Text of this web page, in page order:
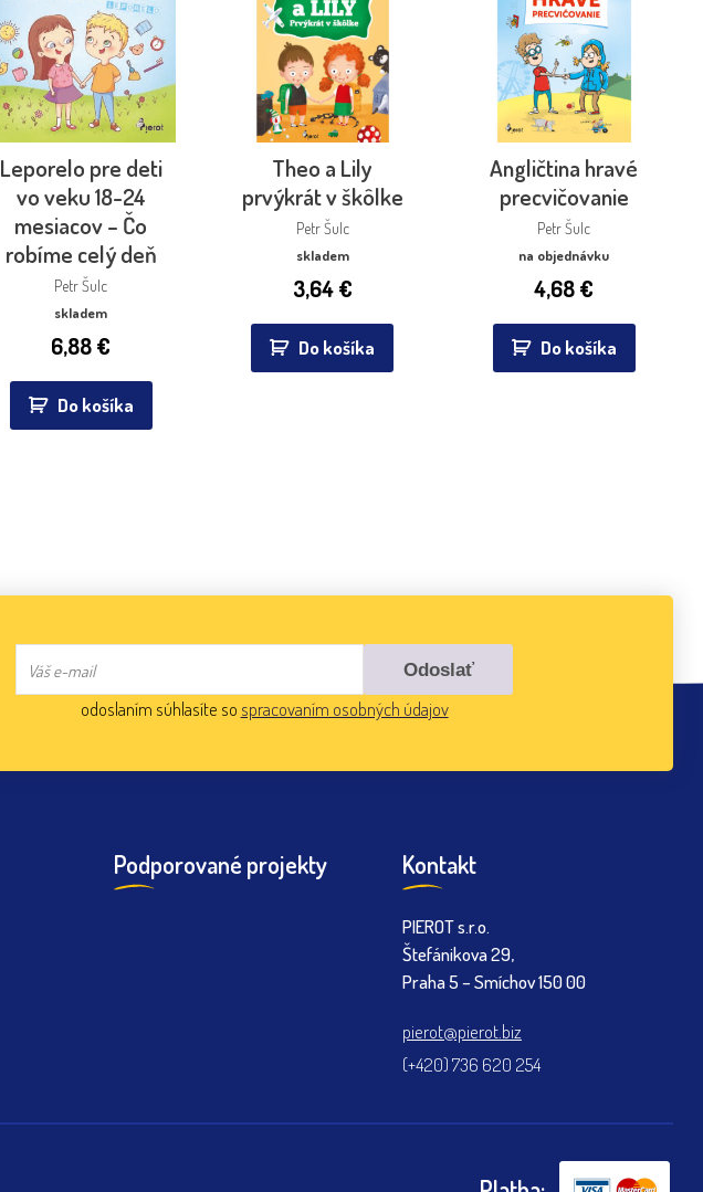
Leporelo pre deti
vo veku 18-24
mesiacov – Čo
robíme celý deň
Petr Šulc
skladem
6,88€
Do košíka
Theo a Lily
prvýkrát v škôlke
Petr Šulc
skladem
3,64€
Do košíka
Angličtina hravé
precvičovanie
Petr Šulc
na objednávku
4,68€
Do košíka
odoslaním súhlasíte so spracovaním osobných údajov
Podporované projekty Kontakt
PIEROT s.r.o.
Štefánikova 29,
Praha 5 – Smíchov 150 00
pierot@pierot.biz
(+420) 736 620 254